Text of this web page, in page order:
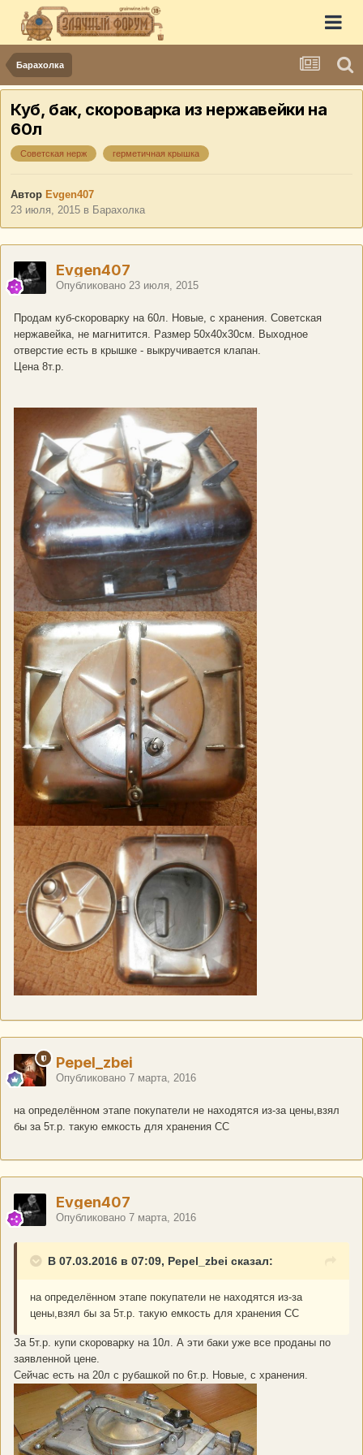
Барахолка
Куб, бак, скороварка из нержавейки на
60л
Советская нерж герметичная крышка
Автор Evgen407
23 июля, 2015 в Барахолка
Evgen407
Опубликовано 23 июля, 2015
Продам куб-скороварку на 60л. Новые, с хранения. Советская
нержавейка, не магнитится. Размер 50х40х30см. Выходное
отверстие есть в крышке - выкручивается клапан.
Цена 8т.р.
Pepel_zbei
Опубликовано 7 марта, 2016
на определённом этапе покупатели не находятся из-за цены,взял
бы за 5т.р. такую емкость для хранения СС
Evgen407
Опубликовано 7 марта, 2016
В 07.03.2016 в 07:09, Pepel_zbei сказал:
на определённом этапе покупатели не находятся из-за
цены,взял бы за 5т.р. такую емкость для хранения СС
За 5т.р. купи скороварку на 10л. А эти баки уже все проданы по
заявленной цене.
Сейчас есть на 20л с рубашкой по 6т.р. Новые, с хранения.